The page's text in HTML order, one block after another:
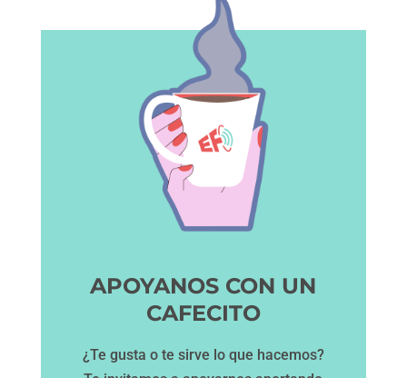
APOYANOS CON UN
CAFECITO
¿Te gusta o te sirve lo que hacemos?